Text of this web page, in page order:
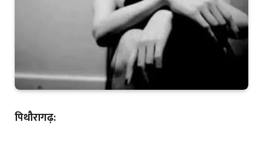
पिथौरागढ़: